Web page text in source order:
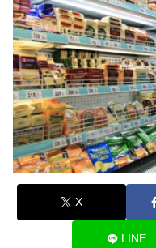
X
LINE